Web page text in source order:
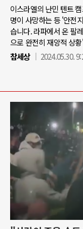
이스라엘의 난민 텐트
명이 사망하는 등 '안전
습니다. 라파에서 온 팔
으로 완전히 재앙적 상
참세상
2024.05.30.